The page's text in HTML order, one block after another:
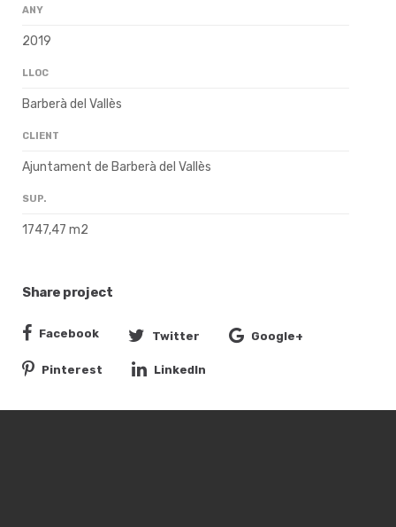
ANY
2019
LLOC
Barberà del Vallès
CLIENT
Ajuntament de Barberà del Vallès
SUP.
1747,47 m2
Share project
Facebook Twitter Google+
Pinterest LinkedIn